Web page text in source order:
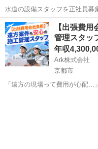
水道の設備スタッフを正社員募集 ■資格取得支援あり(全額) 【仕
容】 《水道工事の設備スタッフを正社員募集！》 【設備スタッフの仕
事内容】 住環境(ビル、マンション、戸建てなど)の 水回りに関する住
設機...
京都 久世郡 淀駅
【出張費
管理スタッ
年収
Ark株式会社
京都市
「遠方の現場って費用が心配…